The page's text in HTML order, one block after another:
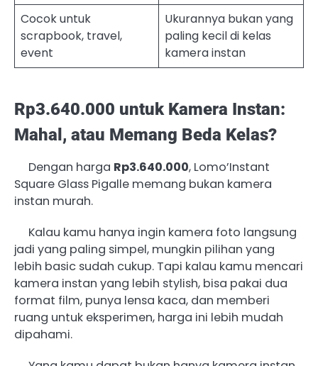
Cocok untuk
scrapbook, travel,
event
Ukurannya bukan yang
paling kecil di kelas
kamera instan
Rp3.640.000 untuk Kamera Instan:
Mahal, atau Memang Beda Kelas?
Dengan harga Rp3.640.000, Lomo’Instant
Square Glass Pigalle memang bukan kamera
instan murah.
Kalau kamu hanya ingin kamera foto langsung
jadi yang paling simpel, mungkin pilihan yang
lebih basic sudah cukup. Tapi kalau kamu mencari
kamera instan yang lebih stylish, bisa pakai dua
format film, punya lensa kaca, dan memberi
ruang untuk eksperimen, harga ini lebih mudah
dipahami.